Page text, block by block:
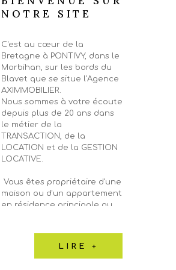
NOTRE SITE
C'est au cœur de la
Bretagne à PONTIVY, dans le
Morbihan, sur les bords du
Blavet que se situe l'Agence
AXIMMOBILIER.
Nous sommes à votre écoute
depuis plus de 20 ans dans
le métier de la
TRANSACTION, de la
LOCATION et de la GESTION
LOCATIVE.
Vous êtes propriétaire d'une
maison ou d'un appartement
en résidence principale ou
sur PONTIVY et sa région et
LIRE +